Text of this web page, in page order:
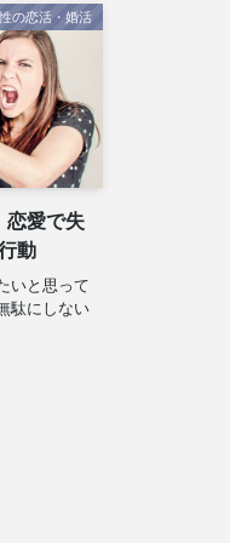
の恋活・婚活
恋愛で失
動
いと思って
駄にしない